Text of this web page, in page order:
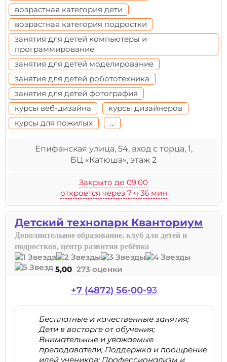
возрастная категория дети
возрастная категория подростки
занятия для детей компьютеры и
программирование
занятия для детей моделирование
занятия для детей робототехника
занятия для детей фотография
курсы веб-дизайна
курсы дизайнеров
курсы для пожилых
...
Епифанская улица, 54, вход с торца, 1,
БЦ «Катюша», этаж 2
Закрыто до 09:00
откроется через 7 ч 36 мин
Детский технопарк Кванториум
Дополнительное образование, клуб для детей и
подростков, центр развития ребёнка
5,00 273 оценки
+7 (4872) 56-00-93
Бесплатные и качественные занятия;
Дети в восторге от обучения;
Внимательные и уважаемые
преподаватели; Поддержка и поощрение
идей учеников; Профессионализм и